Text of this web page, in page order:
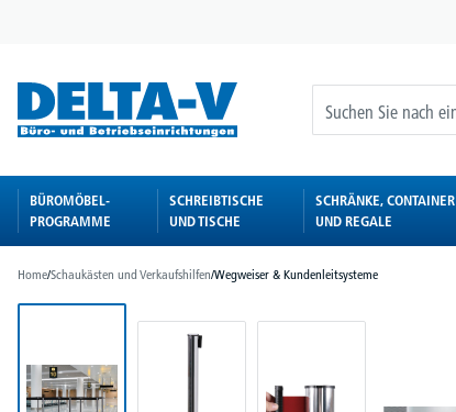
BÜROMÖBEL-
PROGRAMME
SCHREIBTISCHE
UND TISCHE
SCHRÄNKE, CONTAINER
UND REGALE
Home/Schaukästen und Verkaufshilfen/Wegweiser & Kundenleitsysteme